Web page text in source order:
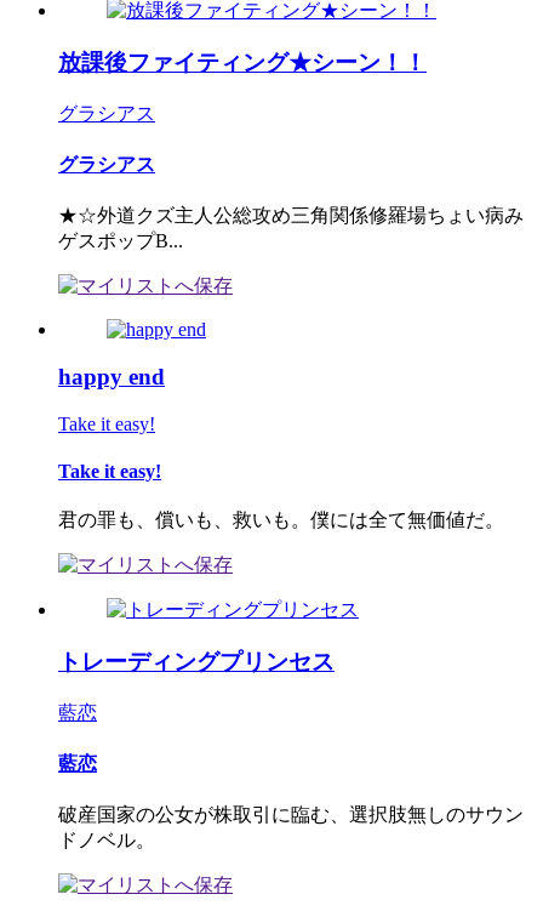
放課後ファイティング★シーン！！
グラシアス
グラシアス
★☆外道クズ主人公総攻め三角関係修羅場ちょい病み
ゲスポップB...
happy end
Take it easy!
Take it easy!
君の罪も、償いも、救いも。僕には全て無価値だ。
トレーディングプリンセス
藍恋
藍恋
破産国家の公女が株取引に臨む、選択肢無しのサウン
ドノベル。